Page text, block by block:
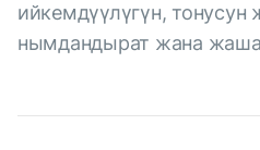
ийкемдүүлүгүн, тонусун
нымдандырат жана